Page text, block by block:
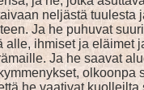
neljästä
Ja he puhuvat
ihmiset ja eläimet
Ja he saavat
he vaativat